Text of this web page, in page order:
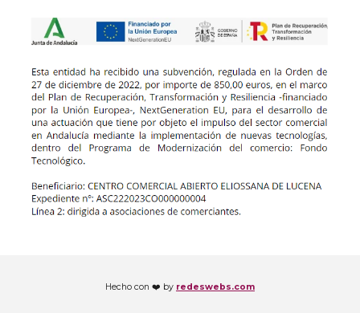
Hecho con ❤️ by redeswebs.com